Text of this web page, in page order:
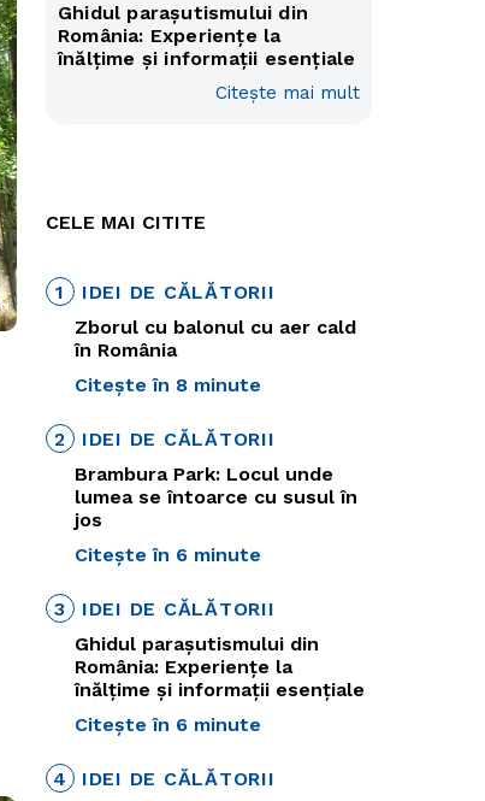
Ghidul parașutismului din
România: Experiențe la
înălțime și informații esențiale
Citește mai mult
CELE MAI CITITE
1
IDEI DE CĂLĂTORII
Zborul cu balonul cu aer cald
în România
Citește în 8 minute
2
IDEI DE CĂLĂTORII
Brambura Park: Locul unde
lumea se întoarce cu susul în
jos
Citește în 6 minute
3
IDEI DE CĂLĂTORII
Ghidul parașutismului din
România: Experiențe la
înălțime și informații esențiale
Citește în 6 minute
4
IDEI DE CĂLĂTORII